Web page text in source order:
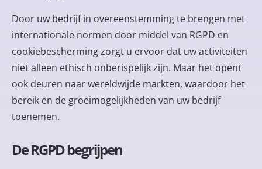
Door uw bedrijf in overeenstemming te brengen met
internationale normen door middel van RGPD en
cookiebescherming zorgt u ervoor dat uw activiteiten
niet alleen ethisch onberispelijk zijn. Maar het opent
ook deuren naar wereldwijde markten, waardoor het
bereik en de groeimogelijkheden van uw bedrijf
toenemen.
De RGPD begrijpen